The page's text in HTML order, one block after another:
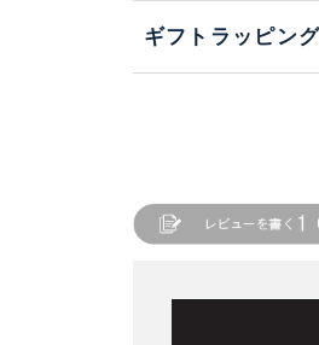
ギフトラッピン